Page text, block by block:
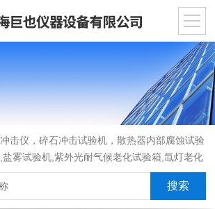
击仪，碎石冲击试验机，散热器内部腐蚀试验
雾试验机,紫外光耐气候老化试验箱,氙灯老化
淋雨试验箱，汽车内饰材料燃烧试验机